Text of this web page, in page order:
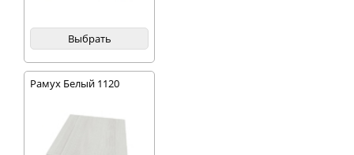
Выбрать
Рамух Белый 1120